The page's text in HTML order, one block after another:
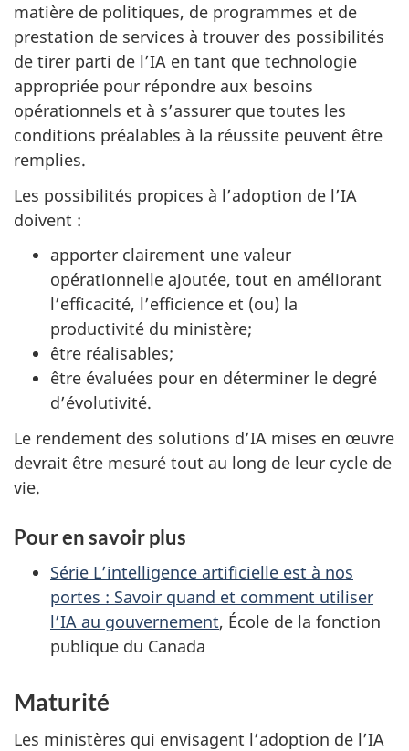
matière de politiques, de programmes et de
prestation de services à trouver des possibilités
de tirer parti de l’IA en tant que technologie
appropriée pour répondre aux besoins
opérationnels et à s’assurer que toutes les
conditions préalables à la réussite peuvent être
remplies.
Les possibilités propices à l’adoption de l’IA
doivent :
apporter clairement une valeur
opérationnelle ajoutée, tout en améliorant
l’efficacité, l’efficience et (ou) la
productivité du ministère;
être réalisables;
être évaluées pour en déterminer le degré
d’évolutivité.
Le rendement des solutions d’IA mises en œuvre
devrait être mesuré tout au long de leur cycle de
vie.
Pour en savoir plus
Série L’intelligence artificielle est à nos
portes : Savoir quand et comment utiliser
l’IA au gouvernement, École de la fonction
publique du Canada
Maturité
Les ministères qui envisagent l’adoption de l’IA